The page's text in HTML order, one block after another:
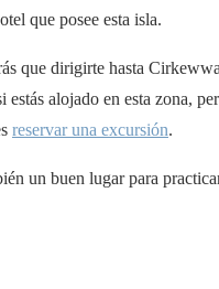
que posee esta isla.
que dirigirte hasta
estás alojado en esta zona,
reservar una excursión.
un buen lugar para